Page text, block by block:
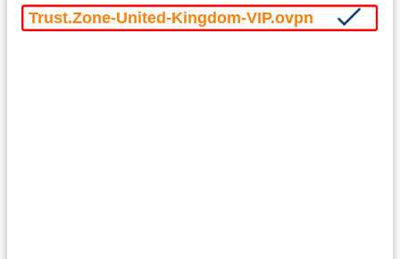
Trust.Zone-United-Kingdom-VIP.ovpn